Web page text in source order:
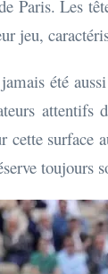
Paris. Les
jeu,
été
attentifs
cette surface
toujours